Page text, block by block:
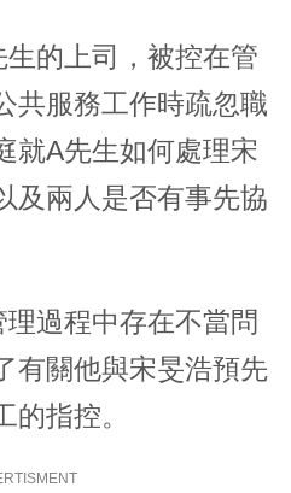
的上司，被控在管
共服務工作時疏忽職
就A先生如何處理宋
及兩人是否有事先協
過程中存在不當問
有關他與宋旻浩預先
指控。